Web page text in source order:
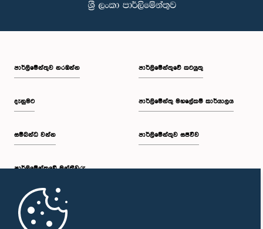
පාර්ලි‌මේන්තුව නරඹන්න
දැනුමට
සම්බන්ධ වන්න
පාර්ලි‌මේන්තුවේ මන්ත්‍රීවරු
මුල් පිටුව
පාර්ලිමේන්තුවේ කටයුතු
පාර්ලිමේන්තු මහලේකම් කාර්යාලය
පාර්ලිමේන්තුව සජීවීව